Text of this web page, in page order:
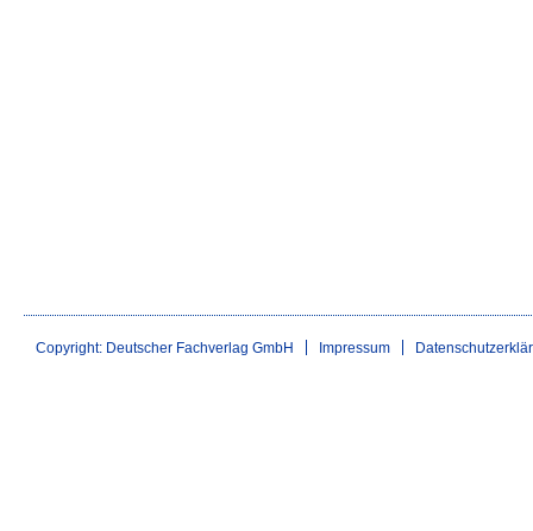
Copyright: Deutscher Fachverlag GmbH Impressum